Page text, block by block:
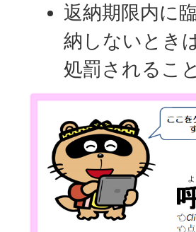
返納期限内に
納しないとき
処罰されるこ